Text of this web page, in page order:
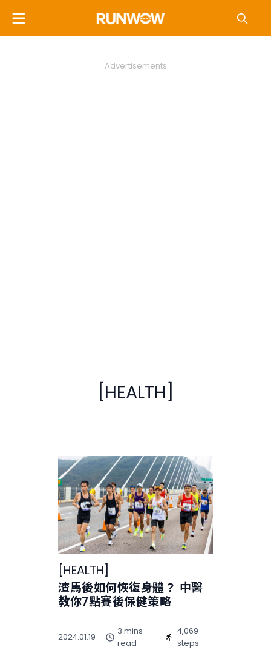
Advertisements
[HEALTH]
HEALTH
渣馬後如何恢復身體？ 中醫
教你7點賽後保健策略
2024.01.19
3 mins
read
4,069
steps